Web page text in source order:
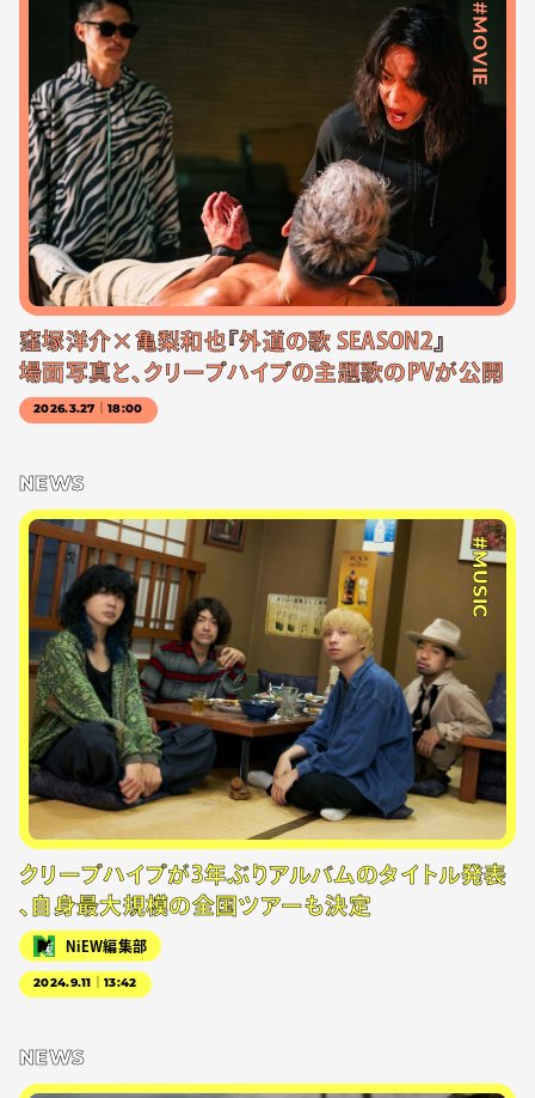
#MOVIE
窪塚洋介×亀梨和也『外道の歌 SEASON2』
場面写真と、クリープハイプの主題歌のPVが公開
2026.3.27｜18:00
NEWS
#MUSIC
クリープハイプが3年ぶりアルバムのタイトル発表
、自身最大規模の全国ツアーも決定
NiEW編集部
2024.9.11｜13:42
NEWS